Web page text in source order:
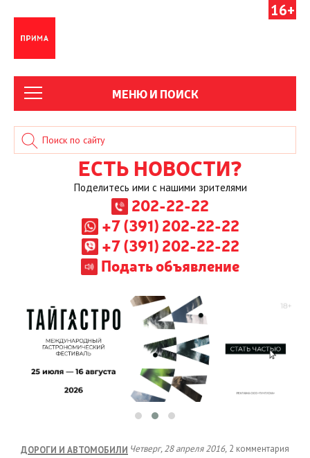
16+
МЕНЮ И ПОИСК
ЕСТЬ НОВОСТИ?
Поделитесь ими с нашими зрителями
202-22-22
+7 (391) 202-22-22
+7 (391) 202-22-22
Подать объявление
ДОРОГИ И АВТОМОБИЛИ Четверг, 28 апреля 2016, 2 комментария